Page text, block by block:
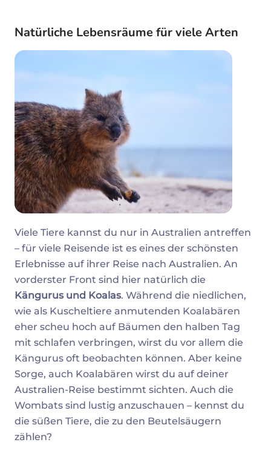
Natürliche Lebensräume für viele Arten
Viele Tiere kannst du nur in Australien antreffen
– für viele Reisende ist es eines der schönsten
Erlebnisse auf ihrer Reise nach Australien. An
vorderster Front sind hier natürlich die
Kängurus und Koalas. Während die niedlichen,
wie als Kuscheltiere anmutenden Koalabären
eher scheu hoch auf Bäumen den halben Tag
mit schlafen verbringen, wirst du vor allem die
Kängurus oft beobachten können. Aber keine
Sorge, auch Koalabären wirst du auf deiner
Australien-Reise bestimmt sichten. Auch die
Wombats sind lustig anzuschauen – kennst du
die süßen Tiere, die zu den Beutelsäugern
zählen?